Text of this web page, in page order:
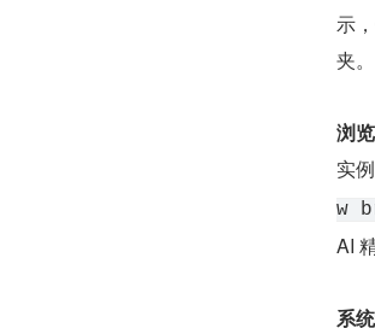
示
夹。
浏
实
w
AI
系